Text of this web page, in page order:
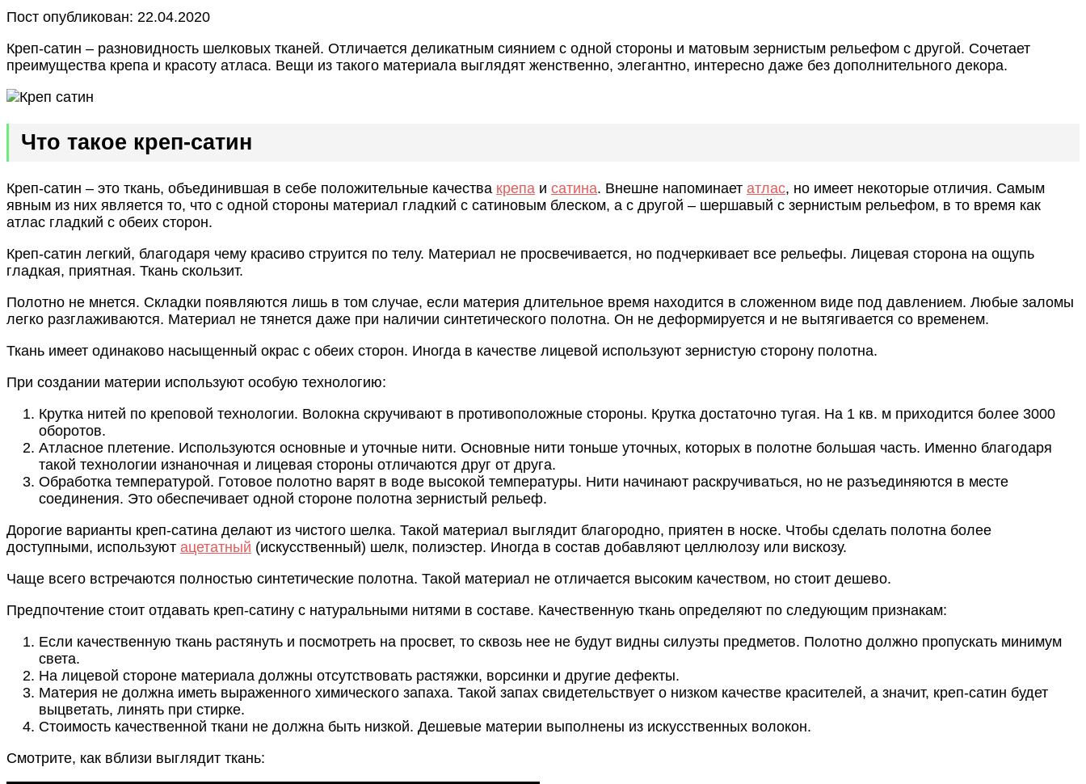
Пост опубликован: 22.04.2020
Креп-сатин – разновидность шелковых тканей. Отличается деликатным сиянием с одной стороны и матовым зернистым рельефом с другой. Сочетает
преимущества крепа и красоту атласа. Вещи из такого материала выглядят женственно, элегантно, интересно даже без дополнительного декора.
Что такое креп-сатин
Креп-сатин – это ткань, объединившая в себе положительные качества крепа и сатина. Внешне напоминает атлас, но имеет некоторые отличия. Самым
явным из них является то, что с одной стороны материал гладкий с сатиновым блеском, а с другой – шершавый с зернистым рельефом, в то время как
атлас гладкий с обеих сторон.
Креп-сатин легкий, благодаря чему красиво струится по телу. Материал не просвечивается, но подчеркивает все рельефы. Лицевая сторона на ощупь
гладкая, приятная. Ткань скользит.
Полотно не мнется. Складки появляются лишь в том случае, если материя длительное время находится в сложенном виде под давлением. Любые заломы
легко разглаживаются. Материал не тянется даже при наличии синтетического полотна. Он не деформируется и не вытягивается со временем.
Ткань имеет одинаково насыщенный окрас с обеих сторон. Иногда в качестве лицевой используют зернистую сторону полотна.
При создании материи используют особую технологию:
Крутка нитей по креповой технологии. Волокна скручивают в противоположные стороны. Крутка достаточно тугая. На 1 кв. м приходится более 3000
оборотов.
Атласное плетение. Используются основные и уточные нити. Основные нити тоньше уточных, которых в полотне большая часть. Именно благодаря
такой технологии изнаночная и лицевая стороны отличаются друг от друга.
Обработка температурой. Готовое полотно варят в воде высокой температуры. Нити начинают раскручиваться, но не разъединяются в месте
соединения. Это обеспечивает одной стороне полотна зернистый рельеф.
Дорогие варианты креп-сатина делают из чистого шелка. Такой материал выглядит благородно, приятен в носке. Чтобы сделать полотна более
доступными, используют ацетатный (искусственный) шелк, полиэстер. Иногда в состав добавляют целлюлозу или вискозу.
Чаще всего встречаются полностью синтетические полотна. Такой материал не отличается высоким качеством, но стоит дешево.
Предпочтение стоит отдавать креп-сатину с натуральными нитями в составе. Качественную ткань определяют по следующим признакам:
Если качественную ткань растянуть и посмотреть на просвет, то сквозь нее не будут видны силуэты предметов. Полотно должно пропускать минимум
света.
На лицевой стороне материала должны отсутствовать растяжки, ворсинки и другие дефекты.
Материя не должна иметь выраженного химического запаха. Такой запах свидетельствует о низком качестве красителей, а значит, креп-сатин будет
выцветать, линять при стирке.
Стоимость качественной ткани не должна быть низкой. Дешевые материи выполнены из искусственных волокон.
Смотрите, как вблизи выглядит ткань: